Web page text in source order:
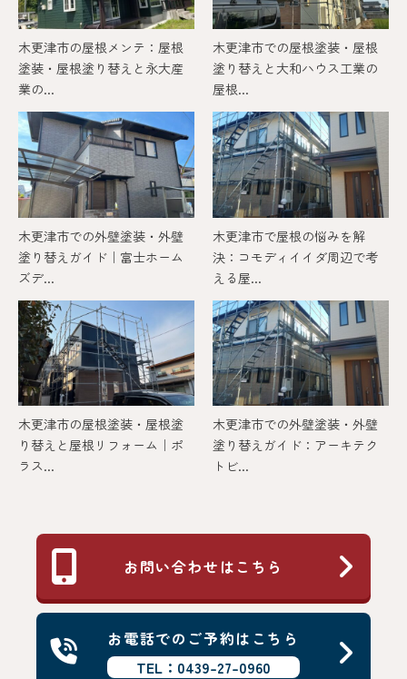
木更津市の屋根メンテ：屋根
塗装・屋根塗り替えと永大産
業の...
木更津市での屋根塗装・屋根
塗り替えと大和ハウス工業の
屋根...
木更津市での外壁塗装・外壁
塗り替えガイド｜富士ホーム
ズデ...
木更津市で屋根の悩みを解
決：コモディイイダ周辺で考
える屋...
木更津市の屋根塗装・屋根塗
り替えと屋根リフォーム｜ポ
ラス...
木更津市での外壁塗装・外壁
塗り替えガイド：アーキテク
トビ...
お問い合わせはこちら
お電話でのご予約はこちら
TEL：0439-27-0960